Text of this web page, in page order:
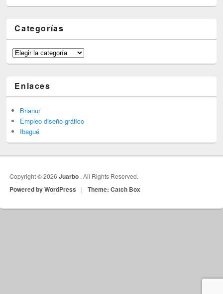
Categorías
Categorías
Enlaces
Brianur
Empleo diseño gráfico
Ibagué
Copyright © 2026Juarbo . All Rights Reserved.
Powered by WordPress | Theme: Catch Box